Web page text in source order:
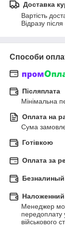
Доставка
Вартість
Відразу
Способи
Післяплата
Мінімальна
Оплата на
Сума
Готівкою
Оплата за
Наложенний
Менеджер
передоплату
військового